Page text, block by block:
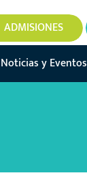
ADMISIONES
Noticias y Eventos